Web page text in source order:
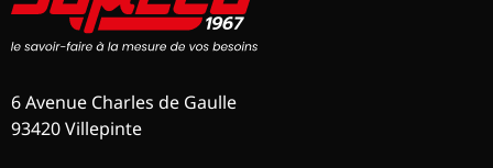
6 Avenue Charles de Gaulle
93420 Villepinte